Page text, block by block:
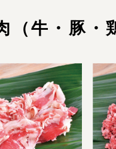
（牛・豚・